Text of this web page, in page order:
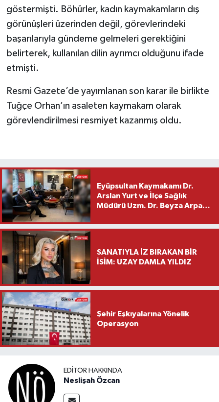
göstermişti. Böhürler, kadın kaymakamların dış
görünüşleri üzerinden değil, görevlerindeki
başarılarıyla gündeme gelmeleri gerektiğini
belirterek, kullanılan dilin ayrımcı olduğunu ifade
etmişti.
Resmi Gazete’de yayımlanan son karar ile birlikte
Tuğçe Orhan’ın asaleten kaymakam olarak
görevlendirilmesi resmiyet kazanmış oldu.
Eyüpsultan Kaymakamı Dr.
Arslan Yurt ve İlçe Sağlık
Müdürü Uzm. Dr. Beyza Arpacı
Ziyareti
SANATIYLA İZ BIRAKAN BİR
İSİM: UZAY DAMLA YILDIZ
Şehir Eşkıyalarına Yönelik
Operasyon
EDITÖR HAKKINDA
Neslişah Özcan